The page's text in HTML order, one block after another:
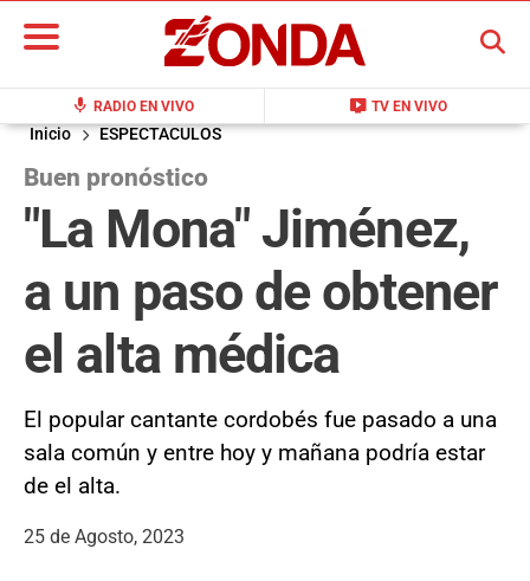
mic RADIO EN VIVO live_tv TV EN VIVO
BUSCAR
Inicio ESPECTACULOS
Buen pronóstico
"La Mona" Jiménez,
a un paso de obtener
el alta médica
El popular cantante cordobés fue pasado a una
sala común y entre hoy y mañana podría estar
de el alta.
25 de Agosto, 2023